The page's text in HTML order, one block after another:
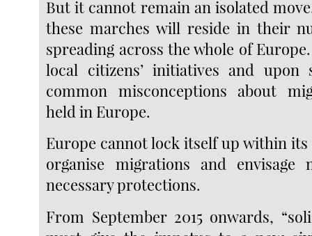
But it cannot remain an isolated
these marches will reside in their
spreading across the whole of
local citizens’ initiatives and upon
common misconceptions about
held in Europe.
Europe cannot lock itself up within
organise migrations and
necessary protections.
From September 2015 onwards,